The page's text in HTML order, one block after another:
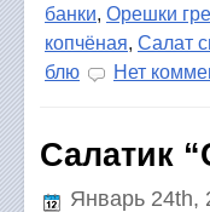
банки, Орешки
копчёная, Салат
блю
Нет
Салатик
Январь 24th,